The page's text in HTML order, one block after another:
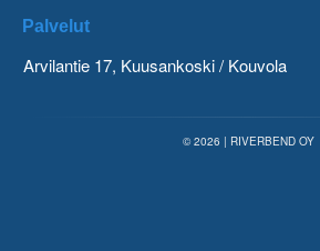
Palvelut
Arvilantie 17, Kuusankoski / Kouvola
© 2026 | RIVERBEND OY